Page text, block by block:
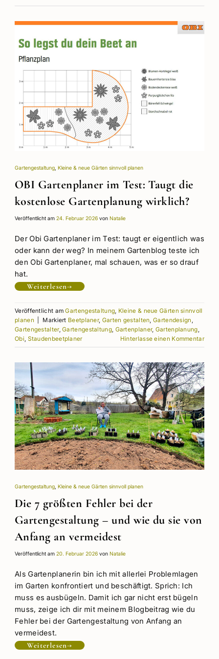
Gartengestaltung, Kleine & neue Gärten sinnvoll planen
OBI Gartenplaner im Test: Taugt die
kostenlose Gartenplanung wirklich?
Veröffentlicht am 24. Februar 2026 von Natalie
Der Obi Gartenplaner im Test: taugt er eigentlich was
oder kann der weg? In meinem Gartenblog teste ich
den Obi Gartenplaner, mal schauen, was er so drauf
hat.
Weiterlesen→
Veröffentlicht amGartengestaltung, Kleine & neue Gärten sinnvoll
planen
Markiert Beetplaner, Garten gestalten,Gartendesign,
Gartengestalter,Gartengestaltung, Gartenplaner, Gartenplanung,
Obi, Staudenbeetplaner Hinterlasse einen Kommentar
Gartengestaltung, Kleine & neue Gärten sinnvoll planen
Die 7 größten Fehler bei der
Gartengestaltung – und wie du sie von
Anfang an vermeidest
Veröffentlicht am 20. Februar 2026 von Natalie
Als Gartenplanerin bin ich mit allerlei Problemlagen
im Garten konfrontiert und beschäftigt. Sprich: Ich
muss es ausbügeln. Damit ich gar nicht erst bügeln
muss, zeige ich dir mit meinem Blogbeitrag wie du
Fehler bei der Gartengestaltung von Anfang an
vermeidest.
Weiterlesen→